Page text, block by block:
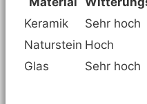
Keramik
Sehr hoch
Naturstein Hoch
Glas
Sehr hoch